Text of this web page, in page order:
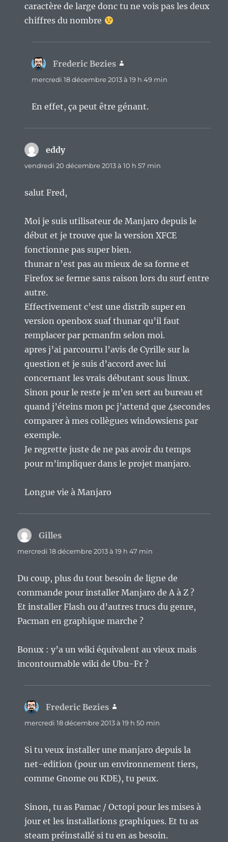
caractère de large donc tu ne vois pas les deux
chiffres du nombre
Frederic Bezies
mercredi 18 décembre 2013 à 19 h 49 min
En effet, ça peut être génant.
eddydit :
vendredi 20 décembre 2013 à 10 h 57 min
salut Fred,
Moi je suis utilisateur de Manjaro depuis le
début et je trouve que la version XFCE
fonctionne pas super bien.
thunar n’est pas au mieux de sa forme et
Firefox se ferme sans raison lors du surf entre
autre.
Effectivement c’est une distrib super en
version openbox suaf thunar qu’il faut
remplacer par pcmanfm selon moi.
apres j’ai parcourru l’avis de Cyrille sur la
question et je suis d’accord avec lui
concernant les vrais débutant sous linux.
Sinon pour le reste je m’en sert au bureau et
quand j’éteins mon pc j’attend que 4secondes
comparer à mes collègues windowsiens par
exemple.
Je regrette juste de ne pas avoir du temps
pour m’impliquer dans le projet manjaro.
Longue vie à Manjaro
Gilles
mercredi 18 décembre 2013 à 19 h 47 min
Du coup, plus du tout besoin de ligne de
commande pour installer Manjaro de A à Z ?
Et installer Flash ou d’autres trucs du genre,
Pacman en graphique marche ?
Bonux : y’a un wiki équivalent au vieux mais
incontournable wiki de Ubu-Fr ?
Frederic Bezies
mercredi 18 décembre 2013 à 19 h 50 min
Si tu veux installer une manjaro depuis la
net-edition (pour un environnement tiers,
comme Gnome ou KDE), tu peux.
Sinon, tu as Pamac / Octopi pour les mises à
jour et les installations graphiques. Et tu as
steam préinstallé si tu en as besoin.